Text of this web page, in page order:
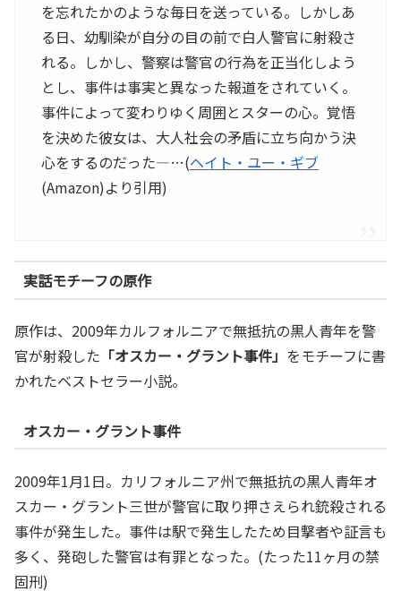
を忘れたかのような毎日を送っている。しかしあ
る日、幼馴染が自分の目の前で白人警官に射殺さ
れる。しかし、警察は警官の行為を正当化しよう
とし、事件は事実と異なった報道をされていく。
事件によって変わりゆく周囲とスターの心。覚悟
を決めた彼女は、大人社会の矛盾に立ち向かう決
心をするのだった―…(ヘイト・ユー・ギブ
(Amazon)より引用)
実話モチーフの原作
原作は、2009年カルフォルニアで無抵抗の黒人青年を警
官が射殺した 「オスカー・グラント事件」 をモチーフに書
かれたベストセラー小説。
オスカー・グラント事件
2009年1月1日。カリフォルニア州で無抵抗の黒人青年オ
スカー・グラント三世が警官に取り押さえられ銃殺される
事件が発生した。事件は駅で発生したため目撃者や証言も
多く、発砲した警官は有罪となった。(たった11ヶ月の禁
固刑)